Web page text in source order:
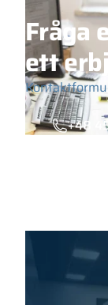
Fråga
ett
+48